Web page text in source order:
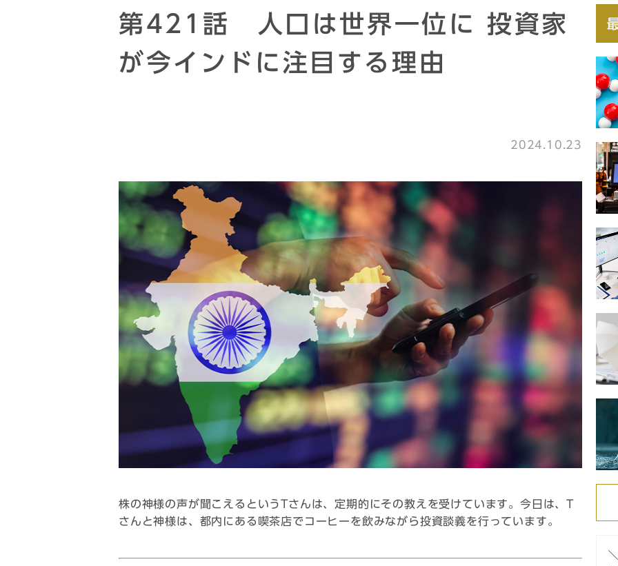
第421話 人口は世界一位に 投資家
が今インドに注目する理由
2024.10.23
株の神様の声が聞こえるというTさんは、定期的にその教えを受けています。今日は、T
さんと神様は、都内にある喫茶店でコーヒーを飲みながら投資談義を行っています。